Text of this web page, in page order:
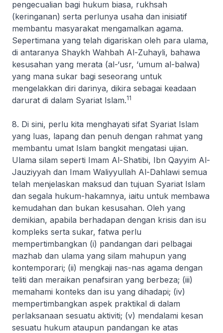
pengecualian bagi hukum biasa, rukhsah
(keringanan) serta perlunya usaha dan inisiatif
membantu masyarakat mengamalkan agama.
Sepertimana yang telah digariskan oleh para ulama,
di antaranya Shaykh Wahbah Al-Zuhayli, bahawa
kesusahan yang merata (al-‘usr, ‘umum al-balwa)
yang mana sukar bagi seseorang untuk
mengelakkan diri darinya, dikira sebagai keadaan
darurat di dalam Syariat Islam.11
8. Di sini, perlu kita menghayati sifat Syariat Islam
yang luas, lapang dan penuh dengan rahmat yang
membantu umat Islam bangkit mengatasi ujian.
Ulama silam seperti Imam Al-Shatibi, Ibn Qayyim Al-
Jauziyyah dan Imam Waliyyullah Al-Dahlawi semua
telah menjelaskan maksud dan tujuan Syariat Islam
dan segala hukum-hakamnya, iaitu untuk membawa
kemudahan dan bukan kesusahan. Oleh yang
demikian, apabila berhadapan dengan krisis dan isu
kompleks serta sukar, fatwa perlu
mempertimbangkan (i) pandangan dari pelbagai
mazhab dan ulama yang silam mahupun yang
kontemporari; (ii) mengkaji nas-nas agama dengan
teliti dan meraikan penafsiran yang berbeza; (iii)
memahami konteks dan isu yang dihadapi; (iv)
mempertimbangkan aspek praktikal di dalam
perlaksanaan sesuatu aktiviti; (v) mendalami kesan
sesuatu hukum ataupun pandangan ke atas